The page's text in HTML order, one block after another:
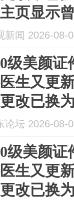
页显示
其非常
看好了抑
新闻 2026-08-
级美颜证
生又更
改已换
显示曾
：她非常
论坛 2026-08-
级美颜证
生又更
改已换